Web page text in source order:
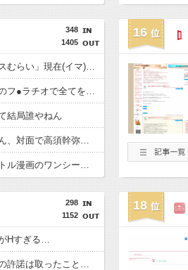
348
1405
【画像】かつての天下人「マックスむらい」現在(イマ)wwwwwww
ジャンポケ斉藤さん、たった一度のフ●ラチオで全てを失ってしまう
結局誰やねん
【動画】ショートスリーパー堀さん、対面で高須幹弥にキレる
【画像】女漫画家しか描かないバトル漫画のワンシーンが発見さらるwwwwwwwwwwwwwwwwwwwwwwwwwww
16
298
1152
Hすぎる…
【悲報】ジャンポケ斎藤「性行為の許諾は取ったことありません」
18